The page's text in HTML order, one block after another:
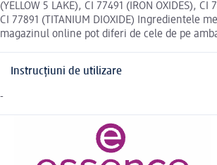
(YELLOW 5 LAKE), CI 77491 (IRON OXIDES), CI
CI 77891 (TITANIUM DIOXIDE) Ingredientele
magazinul online pot diferi de cele de pe
Instrucțiuni de utilizare
-